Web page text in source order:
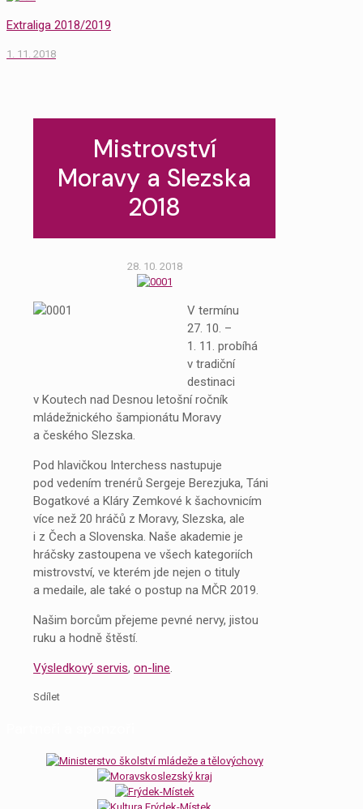
Extraliga 2018/2019
1. 11. 2018
Mistrovství
Moravy a Slezska
2018
28. 10. 2018
V termínu
27. 10. –
1. 11. probíhá
v tradiční
destinaci
v Koutech nad Desnou letošní ročník
mládežnického šampionátu Moravy
a českého Slezska.
Pod hlavičkou Interchess nastupuje
pod vedením trenérů Sergeje Berezjuka, Táni
Bogatkové a Kláry Zemkové k šachovnicím
více než 20 hráčů z Moravy, Slezska, ale
i z Čech a Slovenska. Naše akademie je
hráčsky zastoupena ve všech kategoriích
mistrovství, ve kterém jde nejen o tituly
a medaile, ale také o postup na MČR 2019.
Našim borcům přejeme pevné nervy, jistou
ruku a hodně štěstí.
Výsledkový servis, on-line.
Sdílet